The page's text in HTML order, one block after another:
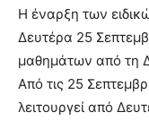
Η έναρξη των
Δευτέρα 25
μαθημάτων από τη
Από τις 25
λειτουργεί από